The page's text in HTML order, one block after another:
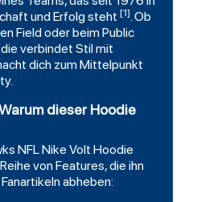
und Erfolg steht [1]. Ob
Field oder beim Public
verbindet Stil mit
dich zum Mittelpunkt
dieser Hoodie
NFL Nike Volt Hoodie
von Features, die ihn
abheben: